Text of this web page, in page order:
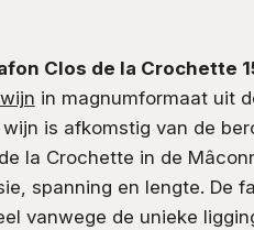
Clos de la Crochette
in magnumformaat uit
wijn is afkomstig van de
la Crochette in de
spanning en lengte. De
vanwege de unieke